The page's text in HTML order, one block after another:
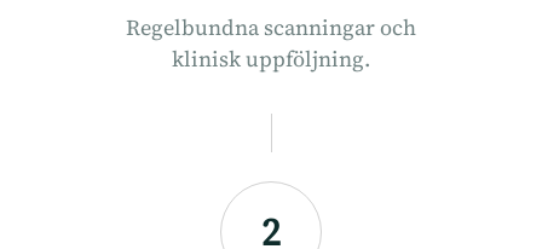
Regelbundna scanningar och
klinisk uppföljning.
2